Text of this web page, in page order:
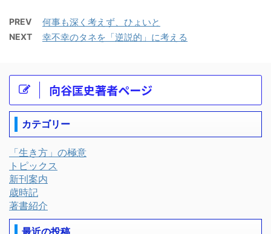
PREV 何事も深く考えず、ひょいと
NEXT 幸不幸のタネを「逆説的」に考える
向谷匡史著者ページ
カテゴリー
「生き方」の極意
トピックス
新刊案内
歳時記
著書紹介
最近の投稿